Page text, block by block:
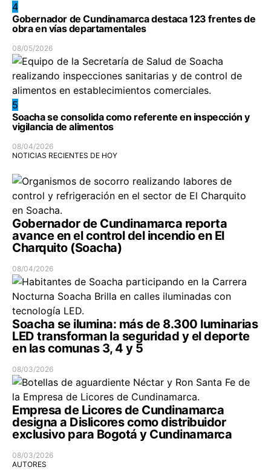
4
Gobernador de Cundinamarca destaca 123 frentes de
obra en vías departamentales
08/05/2026
5
Soacha se consolida como referente en inspección y
vigilancia de alimentos
08/04/2026
NOTICIAS RECIENTES DE HOY
Gobernador de Cundinamarca reporta
avance en el control del incendio en El
Charquito (Soacha)
08/04/2026
Soacha se ilumina: más de 8.300 luminarias
LED transforman la seguridad y el deporte
en las comunas 3, 4 y 5
08/03/2026
Empresa de Licores de Cundinamarca
designa a Dislicores como distribuidor
exclusivo para Bogotá y Cundinamarca
08/03/2026
AUTORES